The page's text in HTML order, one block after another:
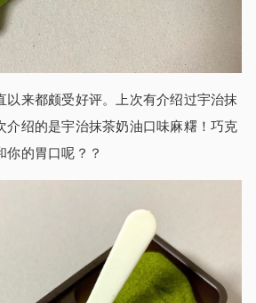
以来都颇受好评。上次有介绍过宇治抹
介绍的是宇治抹茶奶油口味麻糬！巧克
你的胃口呢？？